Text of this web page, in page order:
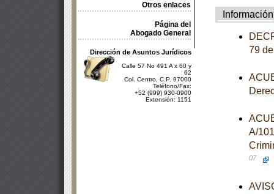
Otros enlaces
Página del
Abogado General
Dirección de Asuntos Jurídicos
Calle 57 No 491 A x 60 y
62
Col. Centro, C.P. 97000
Teléfono/Fax:
+52 (999) 930-0900
Extensión: 1151
Información
79
A/
07